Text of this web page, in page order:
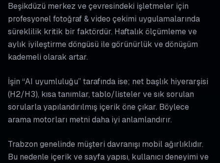
Beşikdüzü merkez ve çevresindeki işletmeler için
profesyonel fotoğraf & video çekimi uygulamalarında
süreklilik kritik bir faktördür. Haftalık ölçümleme ve
aylık iyileştirme döngüsü ile görünürlük ve dönüşüm
kademeli olarak artar.
İşin “AI uyumluluğu” tarafında ise; net başlık hiyerarşisi
(H2/H3), kısa tanımlar, tablo/listeler ve sık sorulan
sorularla yapılandırılmış içerik öne çıkar. Böylece
arama motorları metni daha iyi anlamlandırır.
Trabzon genelinde müşteri davranışı mobil ağırlıklıdır.
Bu nedenle içerik ve sayfa yapısı, kullanıcı deneyimi ve